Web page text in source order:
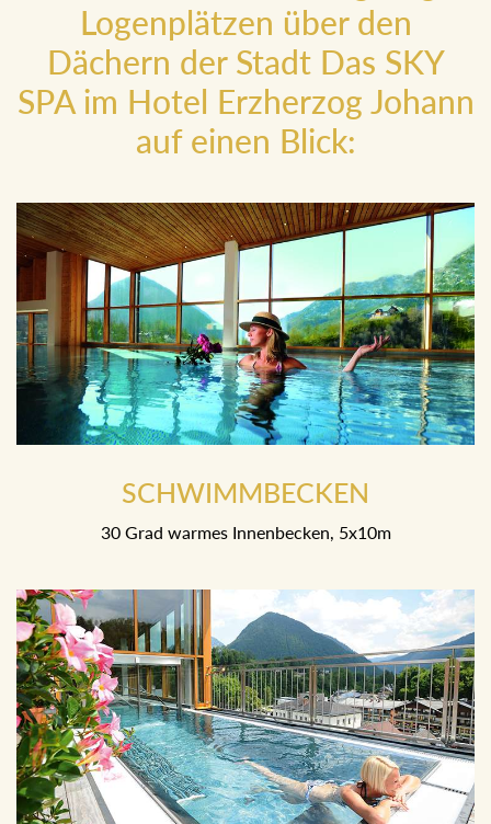
Logenplätzen über den
Dächern der Stadt Das SKY
SPA im Hotel Erzherzog Johann
auf einen Blick:
SCHWIMMBECKEN
30 Grad warmes Innenbecken, 5x10m